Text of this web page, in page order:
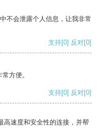
不会泄露个人信息，让我非常
支持[0] 反对[0]
方便。
支持[0] 反对[0]
高速度和安全性的连接，并帮